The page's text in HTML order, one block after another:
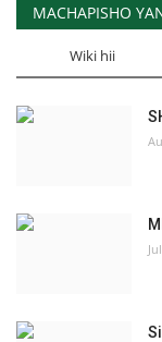
MACHAPISHO
Wiki hii